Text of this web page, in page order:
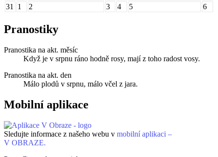
31 1 2 3 4 5 6
Pranostiky
Pranostika na akt. měsíc
Když je v srpnu ráno hodně rosy, mají z toho radost vosy.
Pranostika na akt. den
Málo plodů v srpnu, málo včel z jara.
Mobilní aplikace
Sledujte informace z našeho webu v mobilní aplikaci –
V OBRAZE.